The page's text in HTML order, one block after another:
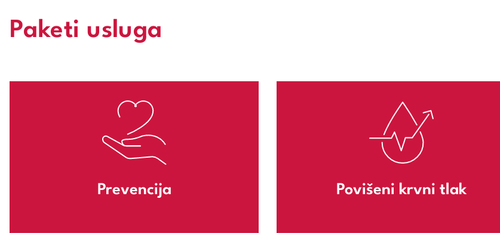
Paketi usluga
Prevencija Povišeni krvni tlak